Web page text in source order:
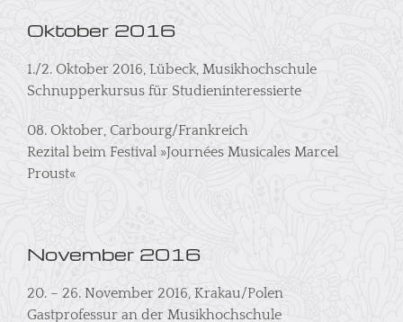
Oktober 2016
1./2. Oktober 2016, Lübeck, Musikhochschule
Schnupperkursus für Studieninteressierte
08. Oktober, Carbourg/Frankreich
Rezital beim Festival »Journées Musicales Marcel
Proust«
November 2016
20. – 26. November 2016, Krakau/Polen
Gastprofessur an der Musikhochschule